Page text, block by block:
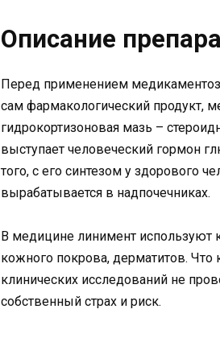
Описание
Перед применением
сам фармакологический продукт,
гидрокортизоновая мазь –
выступает человеческий гормон
того, с его синтезом у здорового
вырабатывается в надпочечниках.
В медицине линимент используют
кожного покрова, дерматитов. Что
клинических исследований не
собственный страх и риск.